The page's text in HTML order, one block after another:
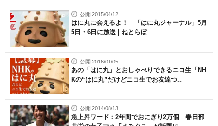
公開 2015/04/12
はに丸に会えるよ！ 「はに丸ジャーナル」5月
5日・6日に放送 | ねとらぼ
公開 2016/01/05
あの「はに丸」とおしゃべりできるニコ生「NH
Kの“はに丸”だけどニコ生でお友達つ...
公開 2014/08/13
急上昇ワード：2年間でおにぎり2万個 春日部